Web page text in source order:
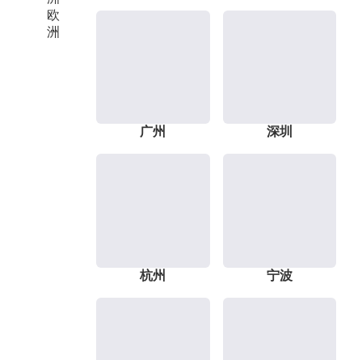
欧
洲
广州 深圳
杭州 宁波